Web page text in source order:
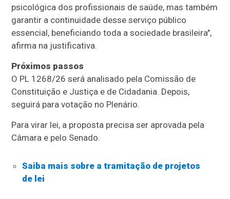
psicológica dos profissionais de saúde, mas também
garantir a continuidade desse serviço público
essencial, beneficiando toda a sociedade brasileira",
afirma na justificativa.
Próximos passos
O PL 1268/26 será analisado pela Comissão de
Constituição e Justiça e de Cidadania. Depois,
seguirá para votação no Plenário.
Para virar lei, a proposta precisa ser aprovada pela
Câmara e pelo Senado.
Saiba mais sobre a tramitação de projetos
de lei